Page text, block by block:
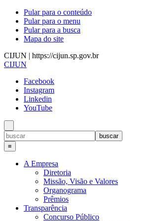
Pular para o conteúdo
Pular para o menu
Pular para a busca
Mapa do site
CIJUN | https://cijun.sp.gov.br
CIJUN
Facebook
Instagram
Linkedin
YouTube
≡
A Empresa
Diretoria
Missão, Visão e Valores
Organograma
Prêmios
Transparência
Concurso Público